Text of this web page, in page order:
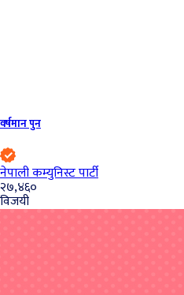
वर्षमान पुन
नेपाली कम्युनिस्ट पार्टी
२७,४६०
विजयी